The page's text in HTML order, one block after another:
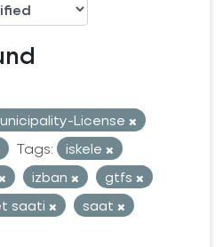
License
Tags:
iskele
izban
gtfs
saati
saat